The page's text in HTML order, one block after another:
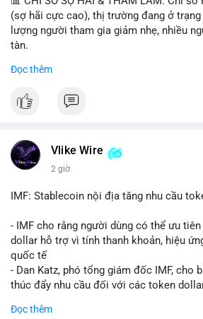
(sợ hãi cực cao), thị trường đang ở
lượng người tham gia giảm nhẹ, nhiều
tàn.
📈 XU HƯỚNG TÌM KIẾM & THẢO LUẬN:
coin được tìm kiếm nhiều nhất. Chủ đề
💬 DÒNG CHẢY TIN TỨC & TRUYỀN
Binance Square tập trung vào lệnh kẹp,
luận về Clearity Act.
💡 NHẬN ĐỊNH & KHUYẾN NGHỊ: Tâm lý
cực do sợ hãi, nhưng xu hướng coin nhỏ
có thể tạo cơ hội mua sớm. Cần theo
chính sách crypto Mỹ.
Đọc thêm
Vlike Wire
2 giờ
IMF: Stablecoin nội địa tăng nhu cầu
- IMF cho rằng người dùng có thể ưu
dollar hỗ trợ vì tính thanh khoản, hiệu
quốc tế
- Dan Katz, phó tổng giám đốc IMF, cho
thúc đẩy nhu cầu đối với các token
triển stablecoin nội địa
Đọc thêm